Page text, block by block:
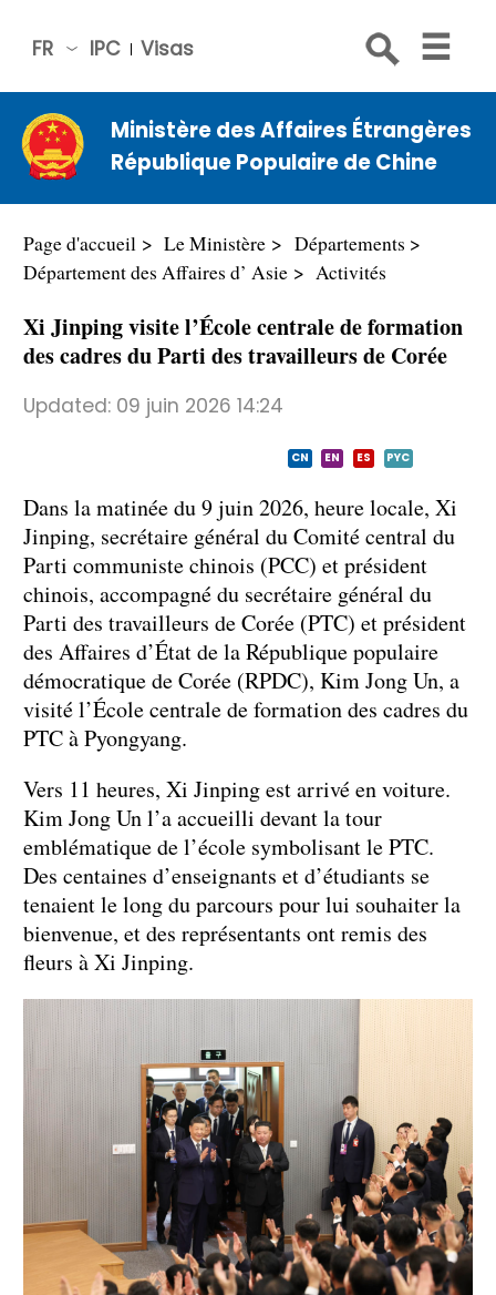
IPC Visas
FR
中文
Engli
sh
Русс
Espa
عربي
Ministère des Affaires Étrangères
République Populaire de Chine
Page d'accueil Le Ministère
Départements
Département des Affaires d’ Asie
Activités
Xi Jinping visite l’École centrale de formation
des cadres du Parti des travailleurs de Corée
Updated: 09 juin 2026 14:24
CN EN ES PYC
Dans la matinée du 9 juin 2026, heure locale, Xi
Jinping, secrétaire général du Comité central du
Parti communiste chinois (PCC) et président
chinois, accompagné du secrétaire général du
Parti des travailleurs de Corée (PTC) et président
des Affaires d’État de la République populaire
démocratique de Corée (RPDC), Kim Jong Un, a
visité l’École centrale de formation des cadres du
PTC à Pyongyang.
Vers 11 heures, Xi Jinping est arrivé en voiture.
Kim Jong Un l’a accueilli devant la tour
emblématique de l’école symbolisant le PTC.
Des centaines d’enseignants et d’étudiants se
tenaient le long du parcours pour lui souhaiter la
bienvenue, et des représentants ont remis des
fleurs à Xi Jinping.